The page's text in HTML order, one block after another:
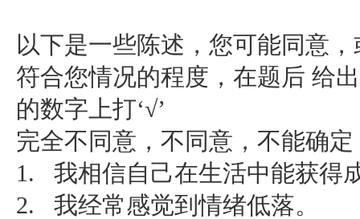
以下是一些陈述，您可能同意
符合您情况的程度，在题后 给
的数字上打‘√’
完全不同意，不同意，不能确
1. 我相信自己在生活中能获得
2. 我经常感觉到情绪低落。